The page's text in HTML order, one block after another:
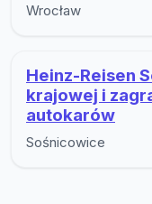
Wrocław
Heinz-Reisen
krajowej i
autokarów
Sośnicowice